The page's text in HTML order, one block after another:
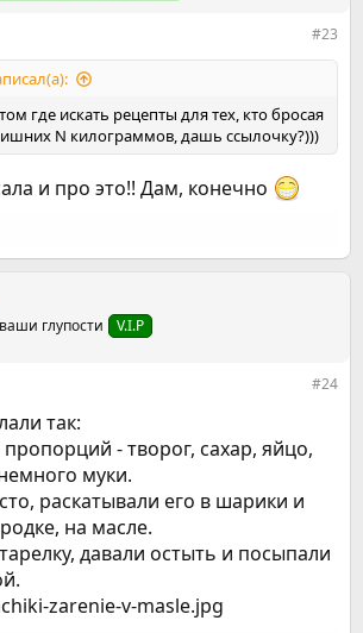
#23
где искать рецепты для тех, кто бросая
N килограммов, дашь ссылочку?)))
и про это!! Дам, конечно
глупости V.I.P
#24
так:
пропорций - творог, сахар, яйцо,
муки.
раскатывали его в шарики и
на масле.
давали остыть и посыпали